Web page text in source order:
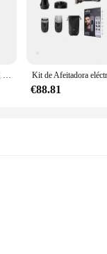
Afeitadora eléctrica Braun M90, recortadora de afeitado móvil, máquina de afeitar lavable para moldeo de barba, batería seca, maquinilla de afeitar eléctrica portátil
€88.81